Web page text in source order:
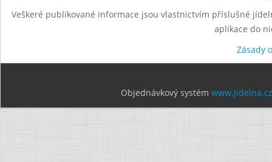
Veškeré publikované informace jsou vlastnictvím příslušné
aplikace do
Zásady
Objednávkový systém www.jidelna.cz